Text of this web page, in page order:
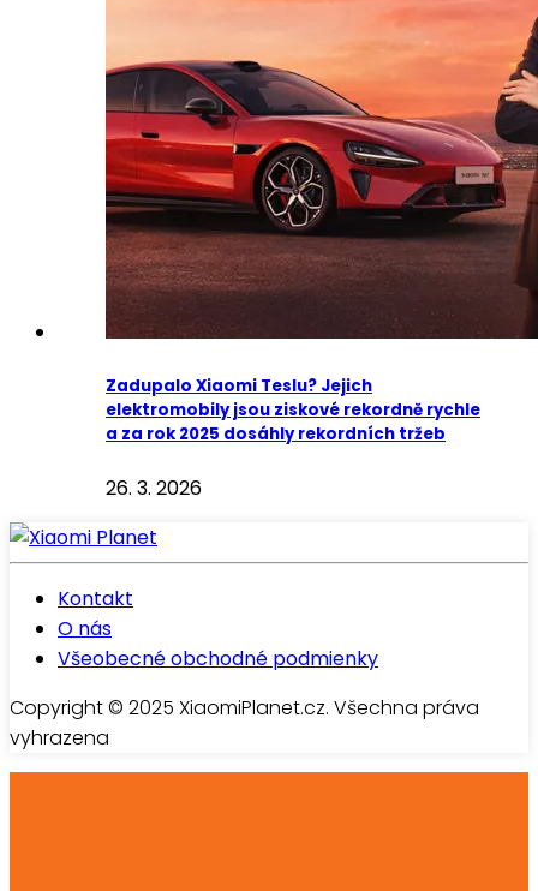
Zadupalo Xiaomi Teslu? Jejich
elektromobily jsou ziskové rekordně rychle
a za rok 2025 dosáhly rekordních tržeb
26. 3. 2026
Kontakt
O nás
Všeobecné obchodné podmienky
Copyright © 2025 XiaomiPlanet.cz. Všechna práva
vyhrazena